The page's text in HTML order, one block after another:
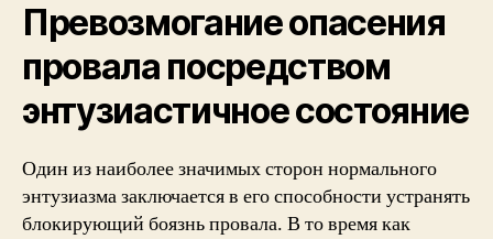
Превозмогание опасения
провала посредством
энтузиастичное состояние
Один из наиболее значимых сторон нормального
энтузиазма заключается в его способности устранять
блокирующий боязнь провала. В то время как